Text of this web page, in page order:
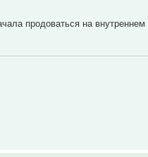
продоваться на